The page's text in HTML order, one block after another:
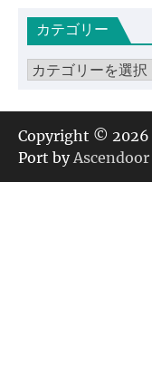
イカテゴリー
カ
ゴ
リ
ー
Copyright © 2026
Port by Ascendoor